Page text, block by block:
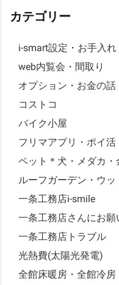
カテゴリー
i-smart設定・お手入れ
web内覧会・間取り
オプション・お金の話
コストコ
バイク小屋
フリマアプリ・ポイ活
ペット＊犬・メダカ・
ルーフガーデン・ウッ
一条工務店i-smile
一条工務店さんにお願
一条工務店トラブル
光熱費(太陽光発電)
全館床暖房・全館冷房